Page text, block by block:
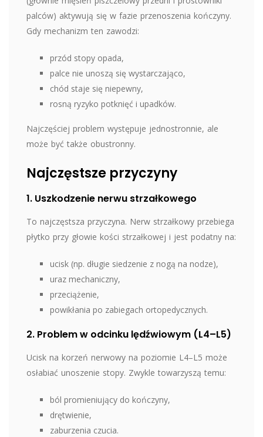
palców) aktywują się w fazie przenoszenia kończyny.
Gdy mechanizm ten zawodzi:
przód stopy opada,
palce nie unoszą się wystarczająco,
chód staje się niepewny,
rosną ryzyko potknięć i upadków.
Najczęściej problem występuje jednostronnie, ale
może być także obustronny.
Najczęstsze przyczyny
1. Uszkodzenie nerwu strzałkowego
To najczęstsza przyczyna. Nerw strzałkowy przebiega
płytko przy głowie kości strzałkowej i jest podatny na:
ucisk (np. długie siedzenie z nogą na nodze),
uraz mechaniczny,
przeciążenie,
powikłania po zabiegach ortopedycznych.
2. Problem w odcinku lędźwiowym (L4–L5)
Ucisk na korzeń nerwowy na poziomie L4–L5 może
osłabiać unoszenie stopy. Zwykle towarzyszą temu:
ból promieniujący do kończyny,
drętwienie,
zaburzenia czucia.